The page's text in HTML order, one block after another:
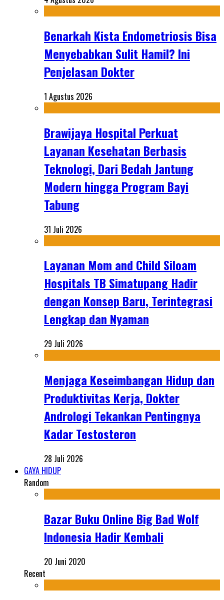
Benarkah Kista Endometriosis Bisa
Menyebabkan Sulit Hamil? Ini
Penjelasan Dokter
1 Agustus 2026
Brawijaya Hospital Perkuat
Layanan Kesehatan Berbasis
Teknologi, Dari Bedah Jantung
Modern hingga Program Bayi
Tabung
31 Juli 2026
Layanan Mom and Child Siloam
Hospitals TB Simatupang Hadir
dengan Konsep Baru, Terintegrasi
Lengkap dan Nyaman
29 Juli 2026
Menjaga Keseimbangan Hidup dan
Produktivitas Kerja, Dokter
Andrologi Tekankan Pentingnya
Kadar Testosteron
28 Juli 2026
GAYA HIDUP
Random
Bazar Buku Online Big Bad Wolf
Indonesia Hadir Kembali
20 Juni 2020
Recent